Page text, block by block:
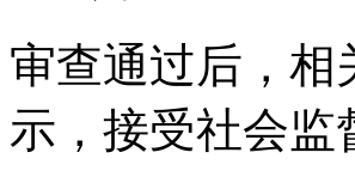
审查通过后，相
示，接受社会监